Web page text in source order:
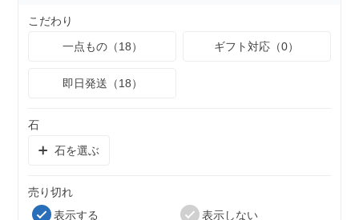
こだわり
一点もの（18）
ギフト対応（0）
即日発送（18）
石
石を選ぶ
売り切れ
表示する
表示しない